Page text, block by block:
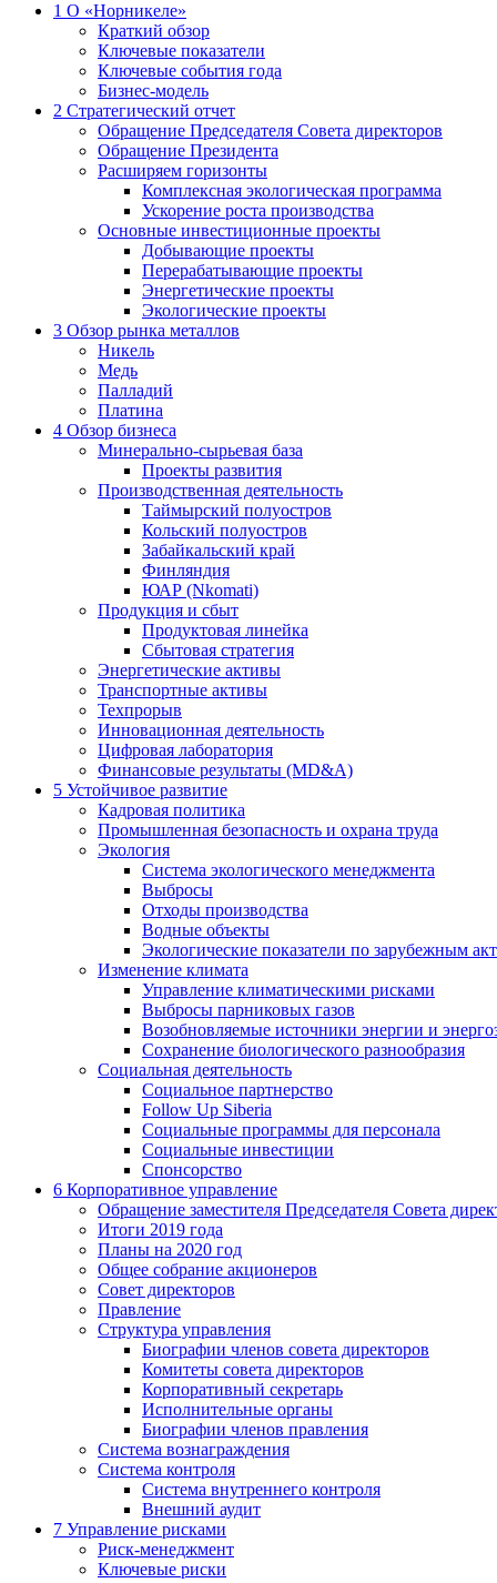
1 О «Норникеле»
Краткий обзор
Ключевые показатели
Ключевые события года
Бизнес-модель
2 Стратегический отчет
Обращение Председателя Совета директоров
Обращение Президента
Расширяем горизонты
Комплексная экологическая программа
Ускорение роста производства
Основные инвестиционные проекты
Добывающие проекты
Перерабатывающие проекты
Энергетические проекты
Экологические проекты
3 Обзор рынка металлов
Никель
Медь
Палладий
Платина
4 Обзор бизнеса
Минерально-сырьевая база
Проекты развития
Производственная деятельность
Таймырский полуостров
Кольский полуостров
Забайкальский край
Финляндия
ЮАР (Nkomati)
Продукция и сбыт
Продуктовая линейка
Сбытовая стратегия
Энергетические активы
Транспортные активы
Техпрорыв
Инновационная деятельность
Цифровая лаборатория
Финансовые результаты (MD&A)
5 Устойчивое развитие
Кадровая политика
Промышленная безопасность и охрана труда
Экология
Система экологического менеджмента
Выбросы
Отходы производства
Водные объекты
Экологические показатели по зарубежным
Изменение климата
Управление климатическими рисками
Выбросы парниковых газов
Возобновляемые источники энергии и
Сохранение биологического разнообразия
Социальная деятельность
Социальное партнерство
Follow Up Siberia
Социальные программы для персонала
Социальные инвестиции
Спонсорство
6 Корпоративное управление
Обращение заместителя Председателя Совета
Итоги 2019 года
Планы на 2020 год
Общее собрание акционеров
Совет директоров
Правление
Структура управления
Биографии членов совета директоров
Комитеты совета директоров
Корпоративный секретарь
Исполнительные органы
Биографии членов правления
Система вознаграждения
Система контроля
Система внутреннего контроля
Внешний аудит
7 Управление рисками
Риск-менеджмент
Ключевые риски